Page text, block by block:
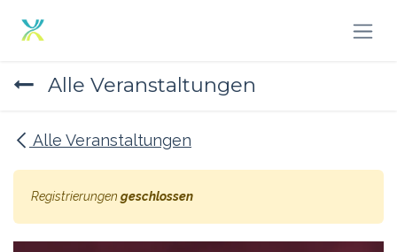
Alle Veranstaltungen
Alle Veranstaltungen
Registrierungen geschlossen